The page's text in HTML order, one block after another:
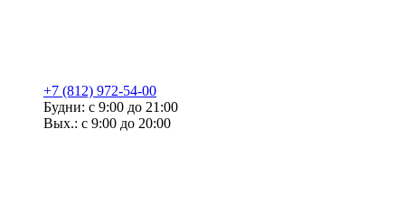
+7 (812) 972-54-00
Будни: с 9:00 до 21:00
Вых.: с 9:00 до 20:00